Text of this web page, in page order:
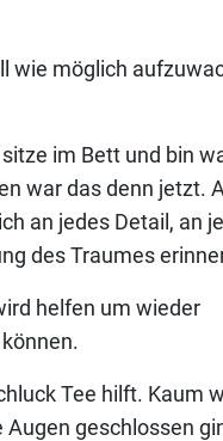
wie möglich
im Bett und bin
war das denn jetzt.
an jedes Detail, an
des Traumes
helfen um wieder
Tee hilft. Kaum
Augen geschlossen